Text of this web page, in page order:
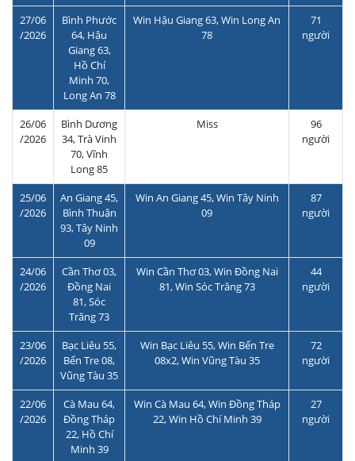
27/06
/2026
Bình Phước
64, Hậu
Giang 63,
Hồ Chí
Minh 70,
Long An 78
Win Hậu Giang 63, Win Long An
78
71
người
26/06
/2026
Bình Dương
34, Trà Vinh
70, Vĩnh
Long 85
Miss
96
người
25/06
/2026
An Giang 45,
Bình Thuận
93, Tây Ninh
09
Win An Giang 45, Win Tây Ninh
09
87
người
24/06
/2026
Cần Thơ 03,
Đồng Nai
81, Sóc
Trăng 73
Win Cần Thơ 03, Win Đồng Nai
81, Win Sóc Trăng 73
44
người
23/06
/2026
Bạc Liêu 55,
Bến Tre 08,
Vũng Tàu 35
Win Bạc Liêu 55, Win Bến Tre
08x2, Win Vũng Tàu 35
72
người
22/06
/2026
Cà Mau 64,
Đồng Tháp
22, Hồ Chí
Minh 39
Win Cà Mau 64, Win Đồng Tháp
22, Win Hồ Chí Minh 39
27
người